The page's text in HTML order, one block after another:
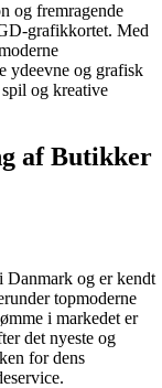
og fremragende
grafikkortet. Med
ydeevne og grafisk
og kreative
af Butikker
Danmark og er kendt
topmoderne
i markedet er
det nyeste og
for dens